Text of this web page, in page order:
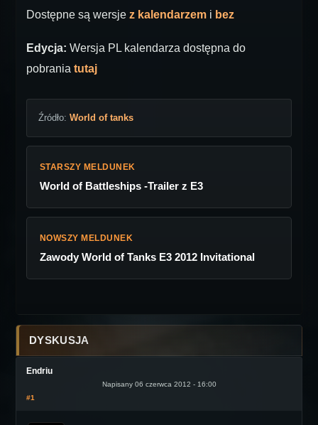
Dostępne są wersje z kalendarzem i bez
Edycja: Wersja PL kalendarza dostępna do
pobrania tutaj
Źródło: World of tanks
STARSZY MELDUNEK
World of Battleships -Trailer z E3
NOWSZY MELDUNEK
Zawody World of Tanks E3 2012 Invitational
DYSKUSJA
Endriu
Napisany 06 czerwca 2012 - 16:00
#1